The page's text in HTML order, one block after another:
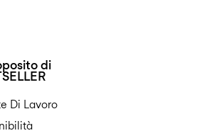
di
Di Lavoro